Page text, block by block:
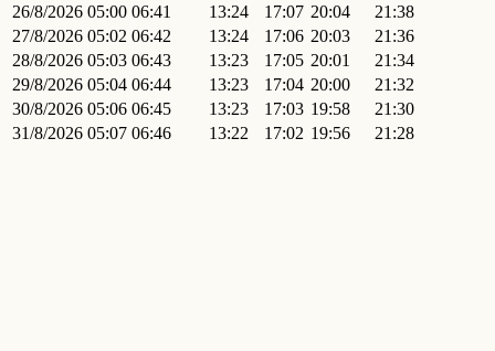
26/8/2026 05:00 06:41 13:24 17:07 20:04
21:38
27/8/2026 05:02 06:42 13:24 17:06 20:03
21:36
28/8/2026 05:03 06:43 13:23 17:05 20:01
21:34
29/8/2026 05:04 06:44 13:23 17:04 20:00
21:32
30/8/2026 05:06 06:45 13:23 17:03 19:58
21:30
31/8/2026 05:07 06:46 13:22 17:02 19:56 21:28